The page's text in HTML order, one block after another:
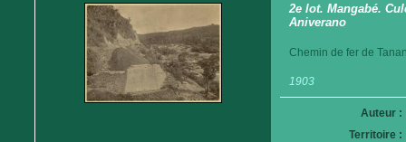
2e lot. Mangabé.
Aniverano
Chemin de fer de
1903
Auteur :
Territoire :